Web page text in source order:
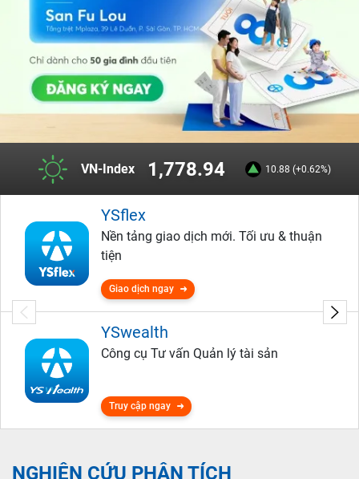
VN-Index 1,778.94 10.88 (+0.62%)
YSflex
Nền tảng giao dịch mới. Tối ưu & thuận
tiện
Giao dịch ngay
YSwealth
Công cụ Tư vấn Quản lý tài sản
Truy cập ngay
NGHIÊN CỨU PHÂN TÍCH